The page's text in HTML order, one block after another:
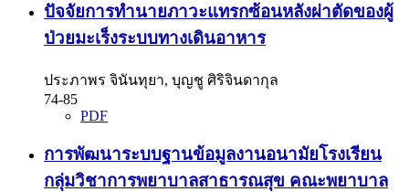
ปัจจัยการทำนายภาวะแทรกซ้อนหลังผ่าตัดของผู้
ป่วยมะเร็งระบบทางเดินอาหาร
ประภาพร จินันทุยา, บุญชู ศิริจินดากุล
74-85
PDF
การพัฒนาระบบฐานข้อมูลงานอนามัยโรงเรียน
กลุ่มวิชาการพยาบาลสาธารณสุข คณะพยาบาล